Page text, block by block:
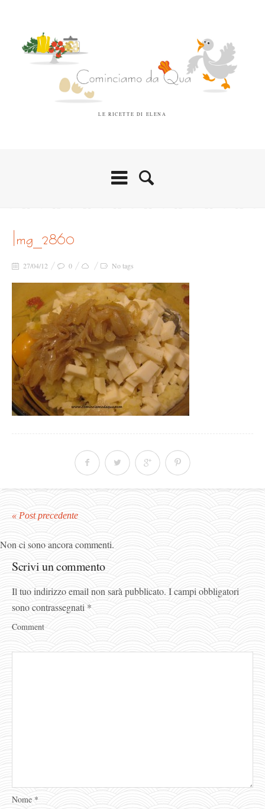
LE RICETTE DI ELENA
img_2860
27/04/12 0 No tags
« Post precedente
Non ci sono ancora commenti.
Scrivi un commento
Il tuo indirizzo email non sarà pubblicato. I campi obbligatori
sono contrassegnati *
Comment
Nome *